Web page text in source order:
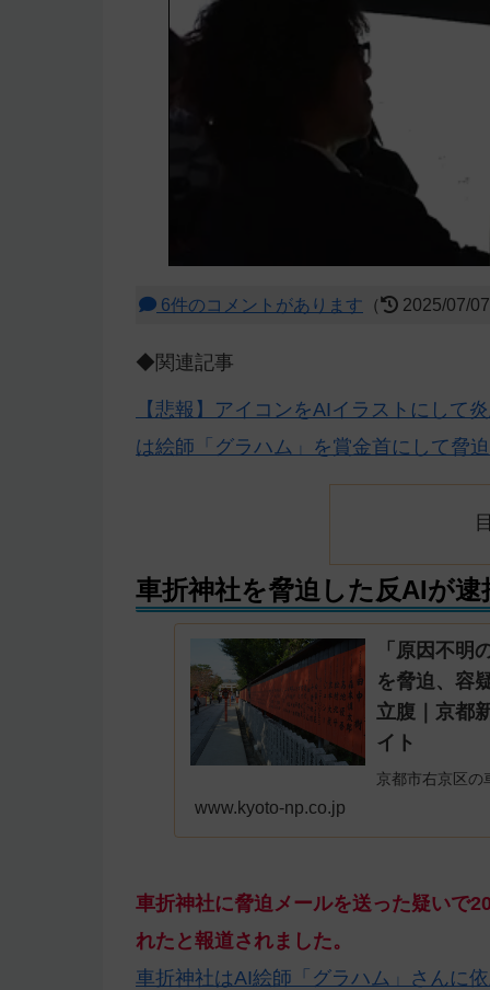
6件のコメントがあります （ 2025/07/
◆関連記事
【悲報】アイコンをAIイラストにして
は絵師「グラハム」を賞金首にして脅
車折神社を脅迫した反AIが逮
「原因不明
を脅迫、容
立腹｜京都
イト
京都市右京区の
www.kyoto-np.co.jp
車折神社に脅迫メールを送った疑いで
れたと報道されました。
車折神社はAI絵師「グラハム」さんに